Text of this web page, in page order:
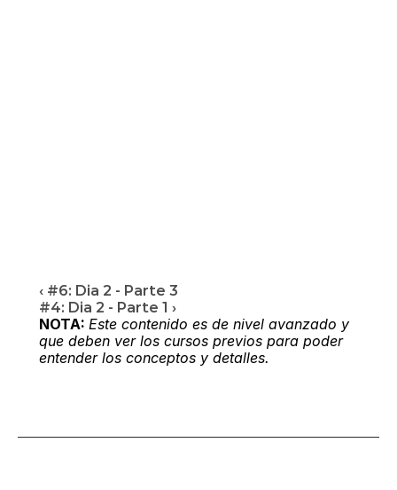
‹ #6: Dia 2 - Parte 3
#4: Dia 2 - Parte 1 ›
NOTA: Este contenido es de nivel avanzado y
que deben ver los cursos previos para poder
entender los conceptos y detalles.